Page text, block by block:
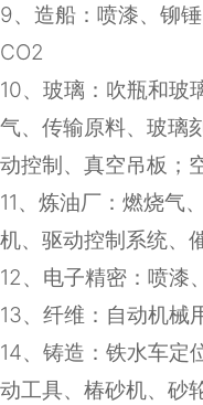
9、造船：喷漆、铆
CO2
10、玻璃：吹瓶和玻
气、传输原料、玻璃
动控制、真空吊板；
11、炼油厂：燃烧气
机、驱动控制系统、
12、电子精密：喷漆
13、纤维：自动机械
14、铸造：铁水车定
动工具、椿砂机、砂